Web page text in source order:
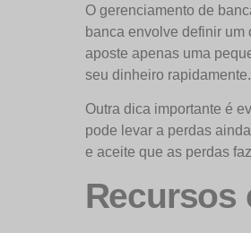
O gerenciamento de
banca envolve definir
aposte apenas uma
seu dinheiro rapidamente.
Outra dica importante é
pode levar a perdas
e aceite que as perdas
Recursos